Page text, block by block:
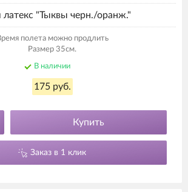
"Тыквы черн./оранж."
полета можно продлить
Размер 35см.
В наличии
175 руб.
Купить
Заказ в 1 клик